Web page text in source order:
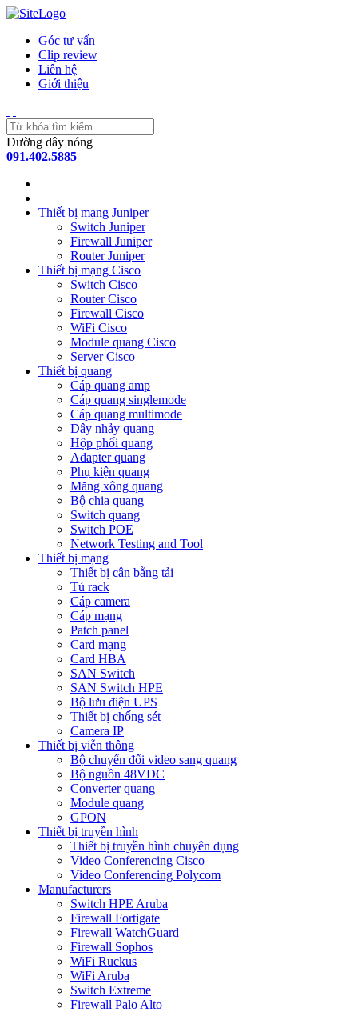
Góc tư vấn
Clip review
Liên hệ
Giới thiệu
Đường dây nóng
091.402.5885
Thiết bị mạng Juniper
Switch Juniper
Firewall Juniper
Router Juniper
Thiết bị mạng Cisco
Switch Cisco
Router Cisco
Firewall Cisco
WiFi Cisco
Module quang Cisco
Server Cisco
Thiết bị quang
Cáp quang amp
Cáp quang singlemode
Cáp quang multimode
Dây nhảy quang
Hộp phối quang
Adapter quang
Phụ kiện quang
Măng xông quang
Bộ chia quang
Switch quang
Switch POE
Network Testing and Tool
Thiết bị mạng
Thiết bị cân bằng tải
Tủ rack
Cáp camera
Cáp mạng
Patch panel
Card mạng
Card HBA
SAN Switch
SAN Switch HPE
Bộ lưu điện UPS
Thiết bị chống sét
Camera IP
Thiết bị viễn thông
Bộ chuyển đổi video sang quang
Bộ nguồn 48VDC
Converter quang
Module quang
GPON
Thiết bị truyền hình
Thiết bị truyền hình chuyên dụng
Video Conferencing Cisco
Video Conferencing Polycom
Manufacturers
Switch HPE Aruba
Firewall Fortigate
Firewall WatchGuard
Firewall Sophos
WiFi Ruckus
WiFi Aruba
Switch Extreme
Firewall Palo Alto